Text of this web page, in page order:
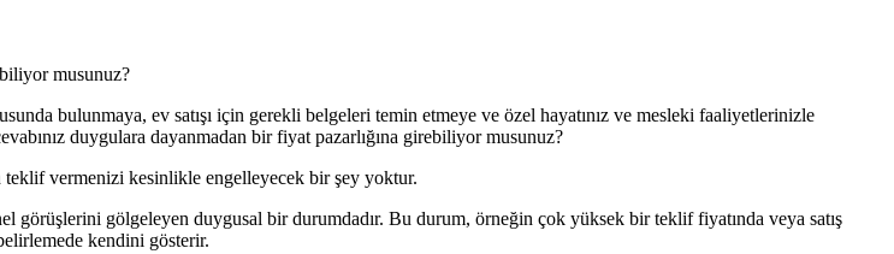
musunuz?
bulunmaya, ev satışı için gerekli belgeleri temin etmeye ve özel hayatınız ve mesleki faaliyetlerinizle
duygulara dayanmadan bir fiyat pazarlığına girebiliyor musunuz?
teklif vermenizi kesinlikle engelleyecek bir şey yoktur.
gölgeleyen duygusal bir durumdadır. Bu durum, örneğin çok yüksek bir teklif fiyatında veya satış
kendini gösterir.